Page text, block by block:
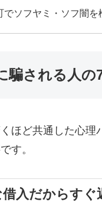
でソフヤミ・ソフ闇
騙される人の
ほど共通した心
す。
入だからす